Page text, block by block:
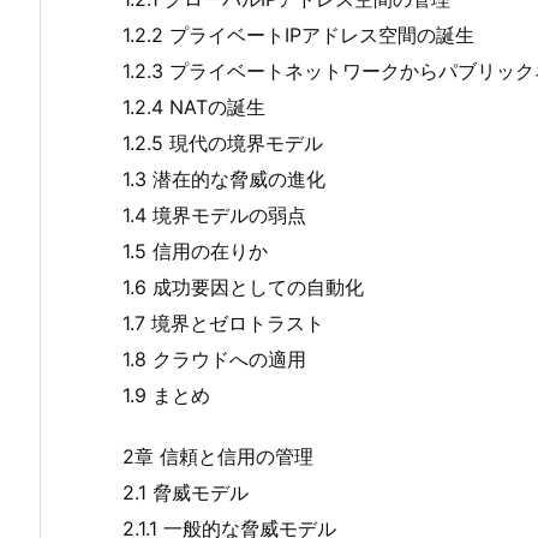
1.2.2 プライベートIPアドレス空間の誕生
1.2.3 プライベートネットワークからパブリッ
1.2.4 NATの誕生
1.2.5 現代の境界モデル
1.3 潜在的な脅威の進化
1.4 境界モデルの弱点
1.5 信用の在りか
1.6 成功要因としての自動化
1.7 境界とゼロトラスト
1.8 クラウドへの適用
1.9 まとめ
2章 信頼と信用の管理
2.1 脅威モデル
2.1.1 一般的な脅威モデル